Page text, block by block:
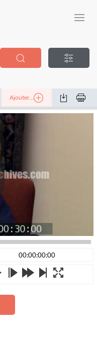
Ajouter...
00:00:00:00